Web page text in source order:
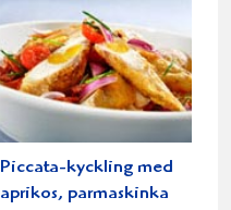
Piccata-kyckling med
aprikos, parmaskinka